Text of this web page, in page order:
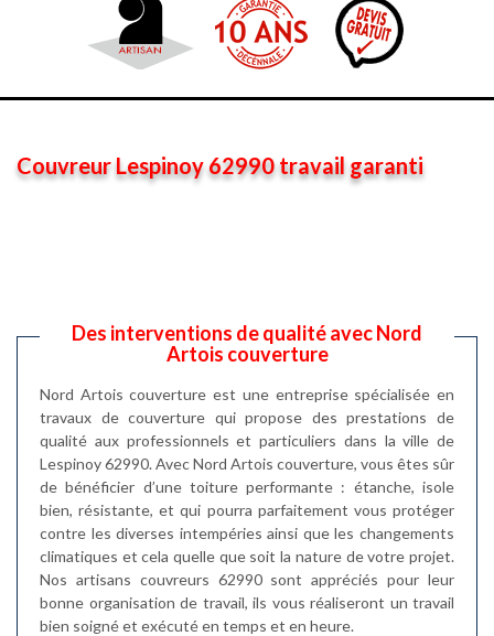
Couvreur Lespinoy 62990 travail garanti
Des interventions de qualité avec Nord
Artois couverture
Nord Artois couverture est une entreprise spécialisée en
travaux de couverture qui propose des prestations de
qualité aux professionnels et particuliers dans la ville de
Lespinoy 62990. Avec Nord Artois couverture, vous êtes sûr
de bénéficier d’une toiture performante : étanche, isole
bien, résistante, et qui pourra parfaitement vous protéger
contre les diverses intempéries ainsi que les changements
climatiques et cela quelle que soit la nature de votre projet.
Nos artisans couvreurs 62990 sont appréciés pour leur
bonne organisation de travail, ils vous réaliseront un travail
bien soigné et exécuté en temps et en heure.